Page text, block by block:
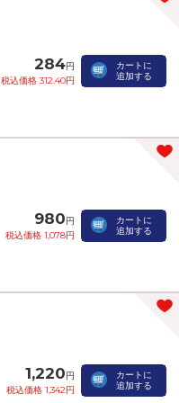
284円
税込価格 312.40円
カートに
追加する
980円
税込価格 1,078円
カートに
追加する
1,220円
税込価格 1,342円
カートに
追加する